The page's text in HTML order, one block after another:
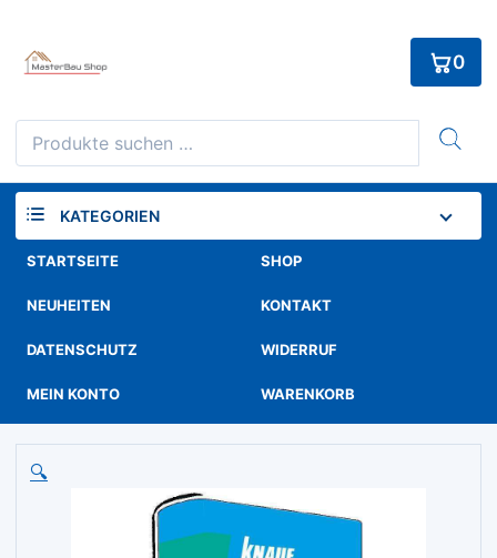
content
Suchen
nach:
0
KATEGORIEN
STARTSEITE SHOP
NEUHEITEN KONTAKT
DATENSCHUTZ WIDERRUF
MEIN KONTO WARENKORB
🔍